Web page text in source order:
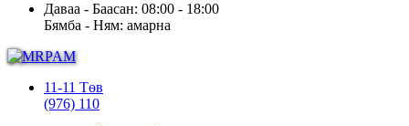
Даваа - Баасан: 08:00 - 18:00
Бямба - Ням: амарна
11-11 Төв
(976) 110